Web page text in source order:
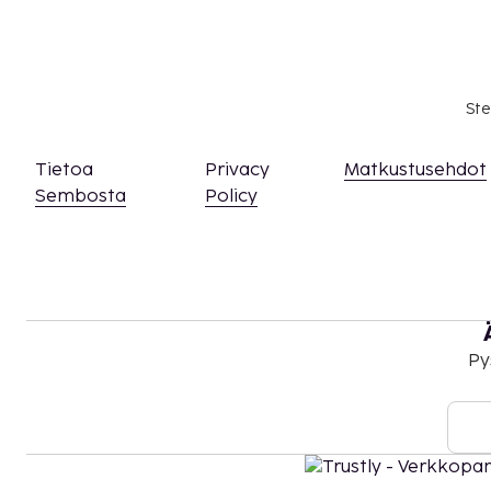
EUR:n suuruista summaa tässä
olevien tietojen avulla.
Lemmikkejä saa tuoda vain tiettyihin
saatavilla.
Tietoa
Sembosta
Privacy
Policy
Matkustusehdot